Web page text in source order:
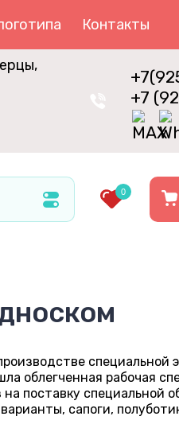
Контакты
+7
0
специальной
облегченная рабочая
поставку специальной
сапоги,